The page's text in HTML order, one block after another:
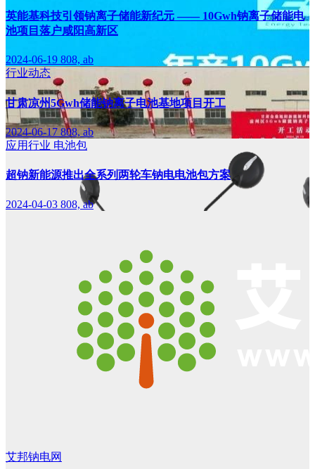
英能基科技引领钠离子储能新纪元 —— 10Gwh钠离子储能电
池项目落户咸阳高新区
2024-06-19 808, ab
行业动态
甘肃凉州5Gwh储能钠离子电池基地项目开工
2024-06-17 808, ab
应用行业 电池包
超钠新能源推出全系列两轮车钠电电池包方案
2024-04-03 808, ab
艾邦钠电网